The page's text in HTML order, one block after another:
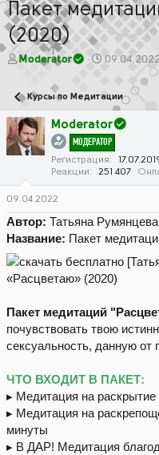
Пакет
(2020)
А
о
р
т
е
Moderator
Д
а
а
ч
а
л
а
09.04.2022
Курсы по Медитации
Moderator
МОДЕРАТОР
Регистрация
Реакции
251 407
09.04.2022
Автор: Татьяна Румянцева
Название: Пакет
Пакет медитаций
почувствовать твою
сексуальность, данную от
ЧТО ВХОДИТ В ПАКЕТ:
▸ Медитация на раскрытие
▸ Медитация на
минуты
▸ В ДАР! Медитация